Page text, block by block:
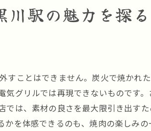
を引き立てるライスと焼肉の秘密
味を最大限に引き立てるライスの魅力
体験する焼肉とライスの絶妙なハーモ
加える焼肉の旨味の深さ
イスのハーモニーを黒川駅で楽しむ理
川駅の魅力を探る
すことはできません。炭火で焼かれ
グリルでは再現できないものです
では、素材の良さを最大限引き出す
を体感できるのも、焼肉の楽しみの